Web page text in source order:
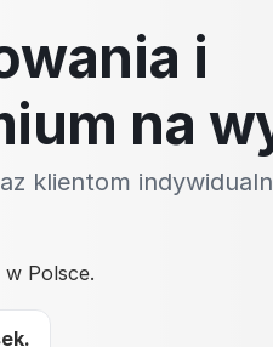
i
na
klientom
Polsce.